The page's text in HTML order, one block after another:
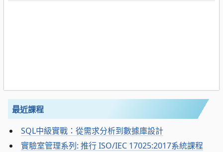
最近課程
SQL中級實戰：從需求分析到數據庫設計
實驗室管理系列: 推行 ISO/IEC 17025:2017系統課程